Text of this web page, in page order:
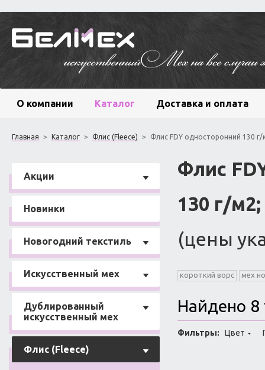
О компании Каталог Доставка и оплата
Главная > Каталог > Флис (Fleece) > Флис FDY односторонний 130 г/
Акции
Новинки
Новогодний текстиль
Искусственный мех
Дублированный
искусственный мех
Флис (Fleece)
Флис
130 г/
(цены
короткий ворс мех
Найдено 8
Фильтры: Цвет